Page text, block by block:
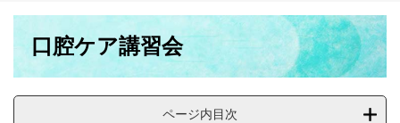
口腔ケア講習会
ページ内目次